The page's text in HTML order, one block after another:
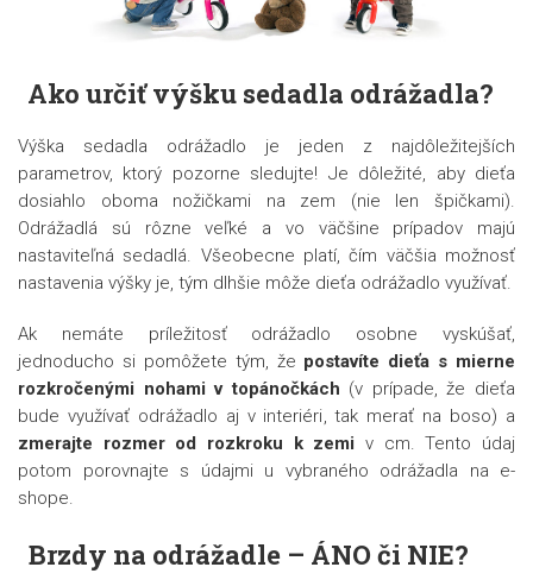
Ako určiť výšku sedadla odrážadla?
Výška sedadla odrážadlo je jeden z najdôležitejších
parametrov, ktorý pozorne sledujte! Je dôležité, aby dieťa
dosiahlo oboma nožičkami na zem (nie len špičkami).
Odrážadlá sú rôzne veľké a vo väčšine prípadov majú
nastaviteľná sedadlá. Všeobecne platí, čím väčšia možnosť
nastavenia výšky je, tým dlhšie môže dieťa odrážadlo využívať.
Ak nemáte príležitosť odrážadlo osobne vyskúšať,
jednoducho si pomôžete tým, že postavíte dieťa s mierne
rozkročenými nohami v topánočkách (v prípade, že dieťa
bude využívať odrážadlo aj v interiéri, tak merať na boso) a
zmerajte rozmer od rozkroku k zemi v cm. Tento údaj
potom porovnajte s údajmi u vybraného odrážadla na e-
shope.
Brzdy na odrážadle – ÁNO či NIE?